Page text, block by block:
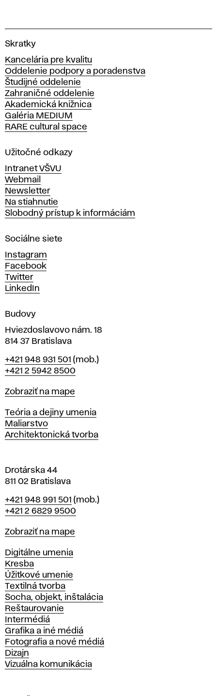
V
s
o
k
á
š
k
o
a
ý
t
v
a
r
ý
c
h
u
m
e
í
v
r
a
i
l
a
v
Skratky
Kancelária pre kvalitu
Oddelenie podpory a poradenstva
Študijné oddelenie
Zahraničné oddelenie
Akademická knižnica
Galéria MEDIUM
RARE cultural space
Užitočné odkazy
Intranet VŠVU
Webmail
Newsletter
Na stiahnutie
Slobodný prístup k informáciám
Sociálne siete
Instagram
Facebook
Twitter
LinkedIn
Budovy
Hviezdoslavovo nám. 18
814 37 Bratislava
Telefón
+421 948 931 501 (mob.)
+421 2 5942 8500
Mapa
Zobraziť na mape
Katedry
Teória a dejiny umenia
Maliarstvo
Architektonická tvorba
Drotárska 44
811 02 Bratislava
Telefón
+421 948 991 501 (mob.)
+421 2 6829 9500
Mapa
Zobraziť na mape
Katedry
Digitálne umenia
Kresba
Úžitkové umenie
Textilná tvorba
Socha, objekt, inštalácia
Reštaurovanie
Intermédiá
Grafika a iné médiá
Fotografia a nové médiá
Dizajn
Vizuálna komunikácia